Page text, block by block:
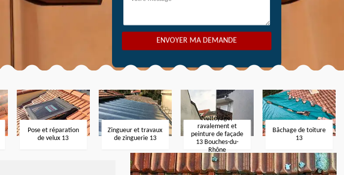
Pose et réparation
de velux 13
Zingueur et travaux
de zinguerie 13
Nettoyage,
ravalement et
peinture de façade
13 Bouches-du-
Rhône
Bâchage de toiture
13